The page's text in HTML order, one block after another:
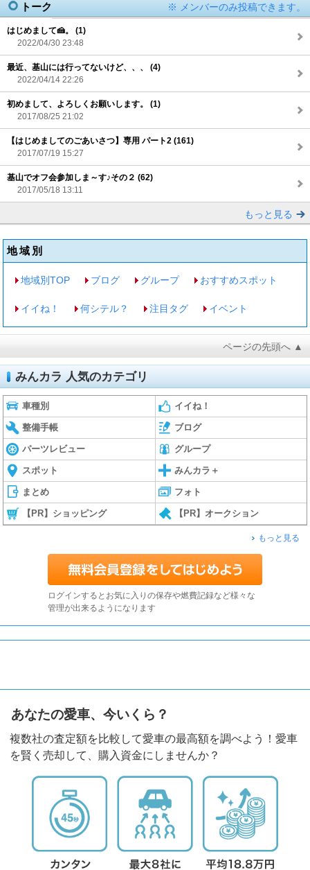
※ メンバーのみ投稿できます。
トーク
はじめまして🍰。 (1)
2022/04/30 23:48
最近、基山には行ってないけど、、、 (4)
2022/04/14 22:26
初めまして、よろしくお願いします。 (1)
2017/08/25 21:02
【はじめましてのごあいさつ】専用 パート2 (161)
2017/07/19 15:27
基山でオフ会参加しま～す♪その２ (62)
2017/05/18 13:11
もっと見る
地域別
地域別TOP ブログ グループ おすすめスポット
イイね！ 何シテル？ 注目タグ イベント
ページの先頭へ ▲
みんカラ 人気のカテゴリ
車種別 イイね！
整備手帳 ブログ
パーツレビュー グループ
スポット みんカラ＋
まとめ フォト
【PR】ショッピング 【PR】オークション
もっと見る
ログインするとお気に入りの保存や燃費記録など様々な
管理が出来るようになります
あなたの愛車、今いくら？
複数社の査定額を比較して愛車の最高額を調べよう！愛車
を賢く売却して、購入資金にしませんか？